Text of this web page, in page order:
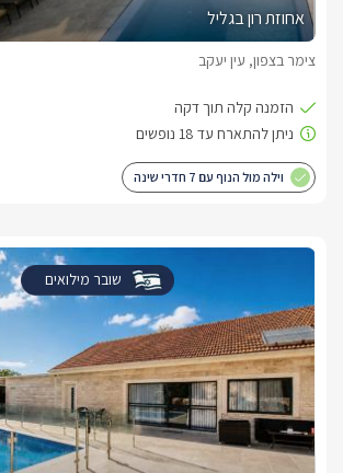
אחוזת רון בגליל
צימר בצפון, עין יעקב
וילה מול הנוף עם 7 חדרי שינה
שובר מילואים